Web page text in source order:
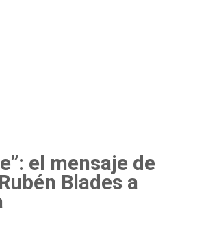
el mensaje de
Blades a